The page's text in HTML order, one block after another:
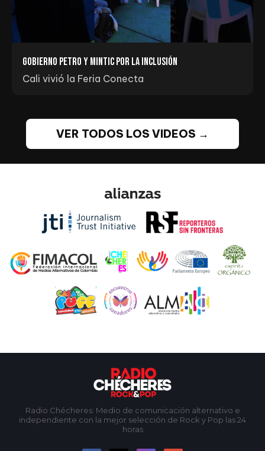
Gobierno Petro y MINTIC por la inclusión
Cali vivió la Feria Conecta
VER TODOS LOS VIDEOS →
Radio Chécheres: Medio de comunicación alternativo e
independiente con la mejor selección de Rock y Pop las 24
horas